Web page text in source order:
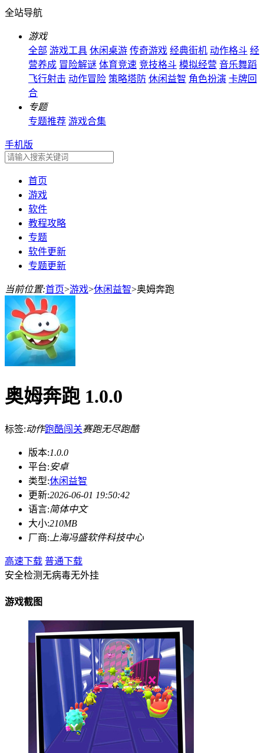
全站导航
游戏
全部 游戏工具 休闲桌游 传奇游戏 经典街机 动作格斗 经
营养成 冒险解谜 体育竞速 竞技格斗 模拟经营 音乐舞蹈
飞行射击 动作冒险 策略塔防 休闲益智 角色扮演 卡牌回
合
专题
专题推荐 游戏合集
手机版
首页
游戏
软件
教程攻略
专题
软件更新
专题更新
当前位置:首页>游戏>休闲益智>奥姆奔跑
奥姆奔跑 1.0.0
标签:动作跑酷闯关赛跑无尽跑酷
版本:1.0.0
平台:安卓
类型:休闲益智
更新:2026-06-01 19:50:42
语言:简体中文
大小:210MB
厂商: 上海冯盛软件科技中心
高速下载 普通下载
安全检测无病毒无外挂
游戏截图